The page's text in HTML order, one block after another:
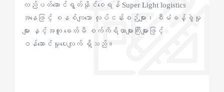
လည်ပတ်ဆောင်ရွတ်နိုင်စေရန် Super Light logistics
အနေဖြင့် စနစ်ကျသော လုပ်ငန်းစဉ်များ၊ စီမံခန့်ခွဲမှု
များ နှင့်အတူ ခေတ်မီ စက်ကိရိယာများကြီးများဖြင့်
ဝန်ဆောင်မှုပေးလျက် ရှိသည်။